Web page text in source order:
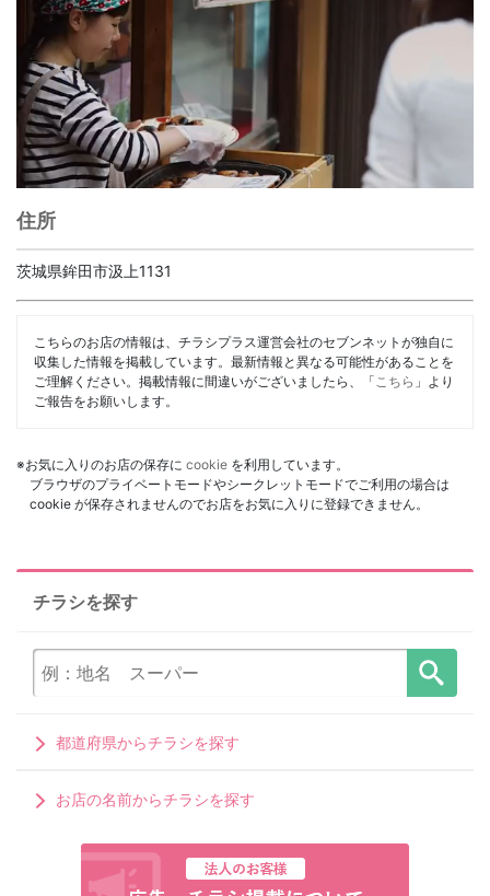
住所
茨城県鉾田市汲上1131
こちらのお店の情報は、チラシプラス運営会社のセブンネットが独自に
収集した情報を掲載しています。最新情報と異なる可能性があることを
ご理解ください。掲載情報に間違いがございましたら、「 こちら 」より
ご報告をお願いします。
※お気に入りのお店の保存に cookie を利用しています。
ブラウザのプライベートモードやシークレットモードでご利用の場合は
cookie が保存されませんのでお店をお気に入りに登録できません。
チラシを探す
都道府県からチラシを探す
お店の名前からチラシを探す